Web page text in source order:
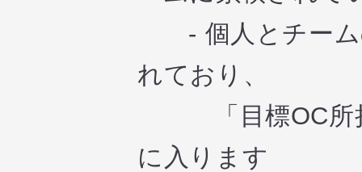
- 個人とチーム
れており、
「目標OC所持
に入ります